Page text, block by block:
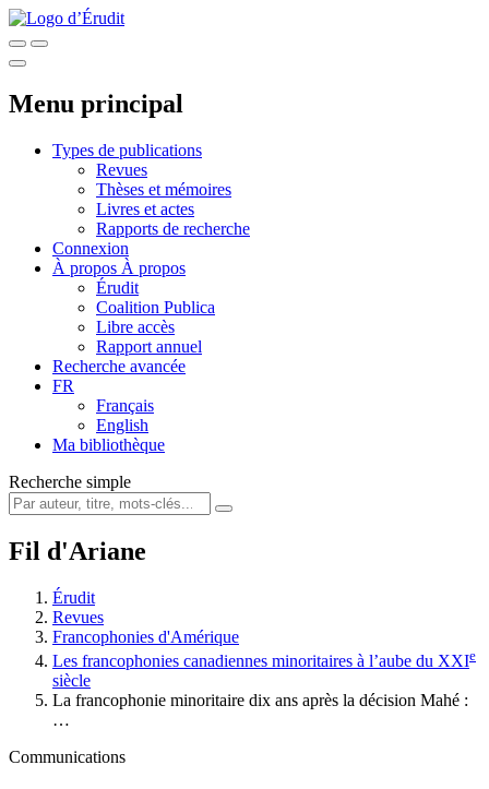
Menu principal
Types de publications
Revues
Thèses et mémoires
Livres et actes
Rapports de recherche
Connexion
À propos À propos
Érudit
Coalition Publica
Libre accès
Rapport annuel
Recherche avancée
FR
Français
English
Ma bibliothèque
Recherche simple
Fil d'Ariane
Érudit
Revues
Francophonies d'Amérique
Les francophonies canadiennes minoritaires à l’aube du XXIe
siècle
La francophonie minoritaire dix ans après la décision Mahé :
…
Communications